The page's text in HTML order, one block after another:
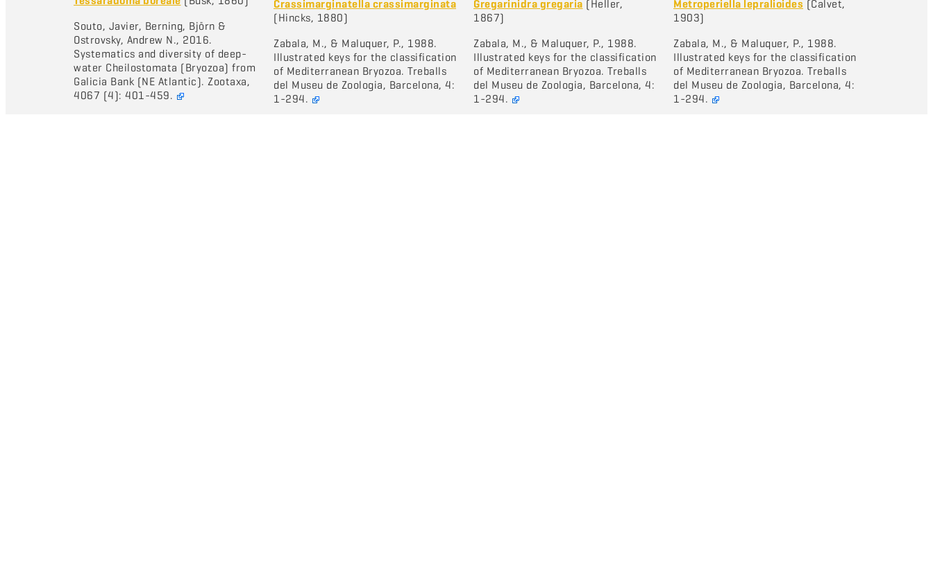
Souto, Javier, Berning, Björn &
Ostrovsky, Andrew N., 2016.
Systematics and diversity of deep-
water Cheilostomata (Bryozoa) from
Galicia Bank (NE Atlantic). Zootaxa,
4067 (4): 401-459.
Crassimarginatella crassimarginata
(Hincks, 1880)
Zabala, M., & Maluquer, P., 1988.
Illustrated keys for the classification
of Mediterranean Bryozoa. Treballs
del Museu de Zoologia, Barcelona, 4:
1-294.
Gregarinidra gregaria (Heller,
1867)
Zabala, M., & Maluquer, P., 1988.
Illustrated keys for the classification
of Mediterranean Bryozoa. Treballs
del Museu de Zoologia, Barcelona, 4:
1-294.
Metroperiella lepralioides (Calvet,
1903)
Zabala, M., & Maluquer, P., 1988.
Illustrated keys for the classification
of Mediterranean Bryozoa. Treballs
del Museu de Zoologia, Barcelona, 4:
1-294.